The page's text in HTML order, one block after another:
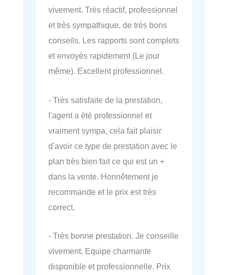
vivement. Très réactif, professionnel
et très sympathique, de très bons
conseils. Les rapports sont complets
et envoyés rapidement (Le jour
même). Excellent professionnel.
- Très satisfaite de la prestation,
l'agent a été professionnel et
vraiment sympa, cela fait plaisir
d'avoir ce type de prestation avec le
plan très bien fait ce qui est un +
dans la vente. Honnêtement je
recommande et le prix est très
correct.
- Très bonne prestation. Je conseille
vivement. Equipe charmante
disponible et professionnelle. Prix